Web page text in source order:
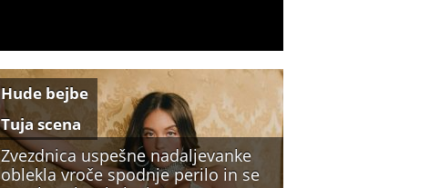
Zvezdnica uspešne nadaljevanke
oblekla vroče spodnje perilo in se
Hude bejbe
Tuja scena